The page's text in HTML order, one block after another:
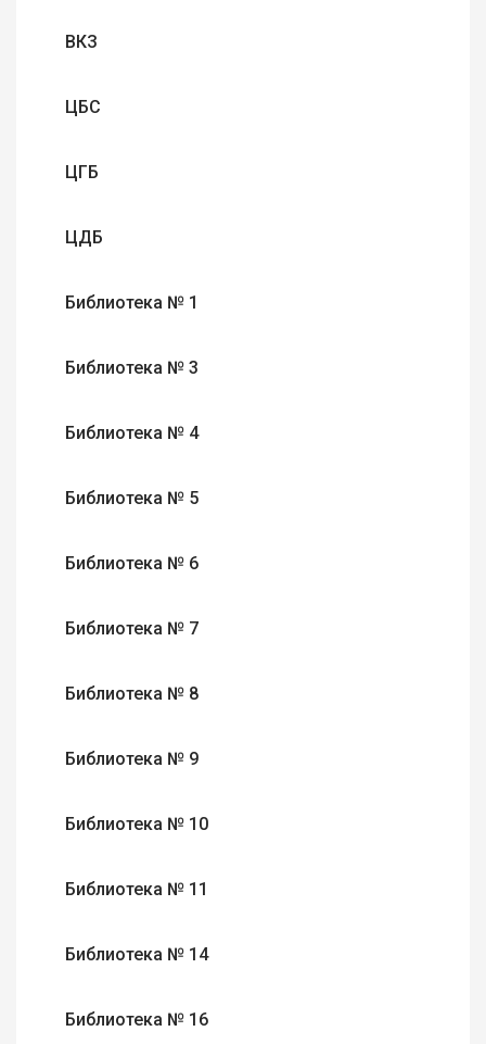
ВКЗ
ЦБС
ЦГБ
ЦДБ
Библиотека № 1
Библиотека № 3
Библиотека № 4
Библиотека № 5
Библиотека № 6
Библиотека № 7
Библиотека № 8
Библиотека № 9
Библиотека № 10
Библиотека № 11
Библиотека № 14
Библиотека № 16